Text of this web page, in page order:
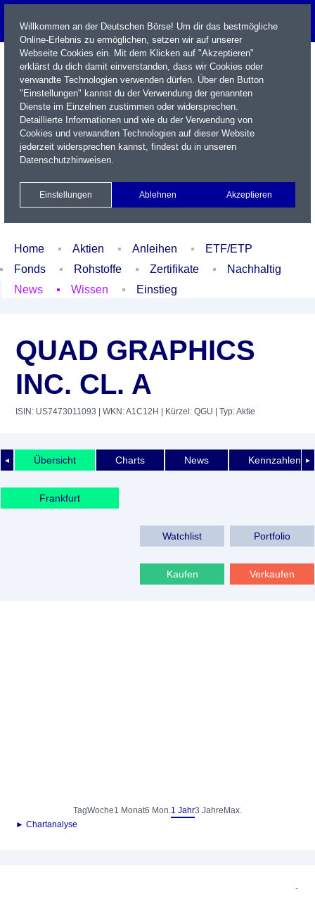
Name / WKN / ISIN / Kürzel
Xetra Realtime
Watchlist Portfolio Login
Home Aktien Anleihen
ETF/ETP
Fonds
Rohstoffe Zertifikate
Nachhaltig
News
Wissen Einstieg
QUAD GRAPHICS
INC. CL. A
ISIN: US7473011093 | WKN: A1C12H | Kürzel: QGU | Typ: Aktie
◄ ►
Übersicht Charts News Kennzahlen
Frankfurt
Watchlist Portfolio
Kaufen Verkaufen
TagWoche1 Monat6 Mon.1 Jahr3 Jahre Max.
► Chartanalyse
-
Willkommen an der Deutschen Börse! Um dir das bestmögliche
Online-Erlebnis zu ermöglichen, setzen wir auf unserer
Webseite Cookies ein. Mit dem Klicken auf "Akzeptieren"
erklärst du dich damit einverstanden, dass wir Cookies oder
verwandte Technologien verwenden dürfen. Über den Button
"Einstellungen" kannst du der Verwendung der genannten
Dienste im Einzelnen zustimmen oder widersprechen.
Detaillierte Informationen und wie du der Verwendung von
Cookies und verwandten Technologien auf dieser Website
jederzeit widersprechen kannst, findest du in unseren
Datenschutzhinweisen.
Einstellungen Ablehnen Akzeptieren